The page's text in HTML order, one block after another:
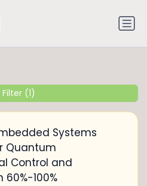
Systems
Quantum
Control and
100%
Filter (1)